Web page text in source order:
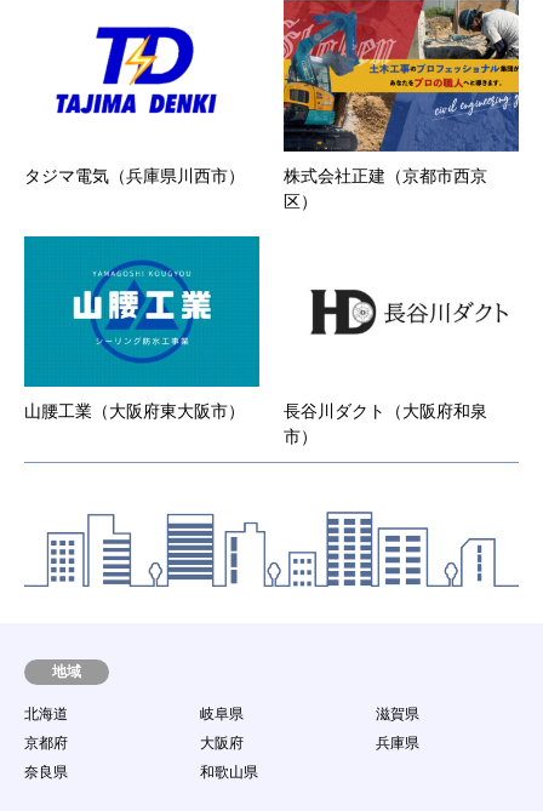
タジマ電気（兵庫県川西市）
株式会社正建（京都市西京
区）
山腰工業（大阪府東大阪市）
長谷川ダクト（大阪府和泉
市）
地域
北海道 岐阜県
滋賀県
京都府
大阪府
兵庫県
奈良県
和歌山県